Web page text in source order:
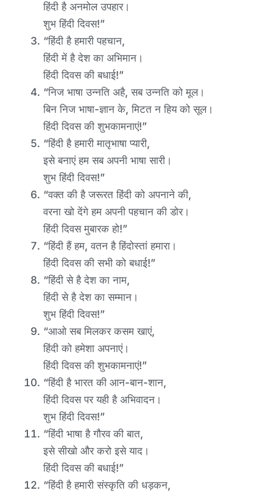
हिंदी है अनमोल उपहार।
शुभ हिंदी दिवस!”
“हिंदी है हमारी पहचान,
हिंदी में है देश का अभिमान।
हिंदी दिवस की बधाई!”
“निज भाषा उन्नति अहै, सब उन्नति को मूल।
बिन निज भाषा-ज्ञान के, मिटत न हिय को सूल।
हिंदी दिवस की शुभकामनाएं!”
“हिंदी है हमारी मातृभाषा प्यारी,
इसे बनाएं हम सब अपनी भाषा सारी।
शुभ हिंदी दिवस!”
“वक्त की है जरूरत हिंदी को अपनाने की,
वरना खो देंगे हम अपनी पहचान की डोर।
हिंदी दिवस मुबारक हो!”
“हिंदी हैं हम, वतन है हिंदोस्तां हमारा।
हिंदी दिवस की सभी को बधाई!”
“हिंदी से है देश का नाम,
हिंदी से है देश का सम्मान।
शुभ हिंदी दिवस!”
“आओ सब मिलकर कसम खाएं,
हिंदी को हमेशा अपनाएं।
हिंदी दिवस की शुभकामनाएं!”
“हिंदी है भारत की आन-बान-शान,
हिंदी दिवस पर यही है अभिवादन।
शुभ हिंदी दिवस!”
“हिंदी भाषा है गौरव की बात,
इसे सीखो और करो इसे याद।
हिंदी दिवस की बधाई!”
“हिंदी है हमारी संस्कृति की धड़कन,